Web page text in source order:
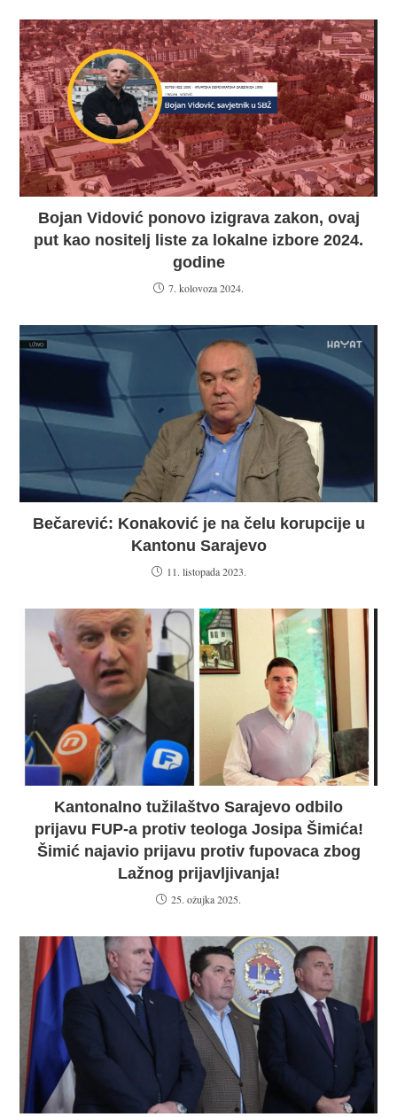
Bojan Vidović ponovo izigrava zakon, ovaj
put kao nositelj liste za lokalne izbore 2024.
godine
7. kolovoza 2024.
Bečarević: Konaković je na čelu korupcije u
Kantonu Sarajevo
11. listopada 2023.
Kantonalno tužilaštvo Sarajevo odbilo
prijavu FUP-a protiv teologa Josipa Šimića!
Šimić najavio prijavu protiv fupovaca zbog
Lažnog prijavljivanja!
25. ožujka 2025.